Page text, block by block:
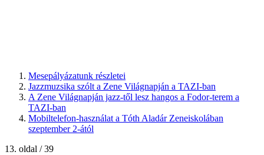
Mesepályázatunk részletei
Jazzmuzsika szólt a Zene Világnapján a TAZI-ban
A Zene Világnapján jazz-től lesz hangos a Fodor-terem a
TAZI-ban
Mobiltelefon-használat a Tóth Aladár Zeneiskolában
szeptember 2-ától
13. oldal / 39